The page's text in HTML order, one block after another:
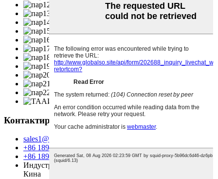
Контактирајте нас
sales1@dtszb.com
+86 18953636707
+86 18953636707
Индустријска зона ДТС, Жученг, провинција Шандонг,
Кина